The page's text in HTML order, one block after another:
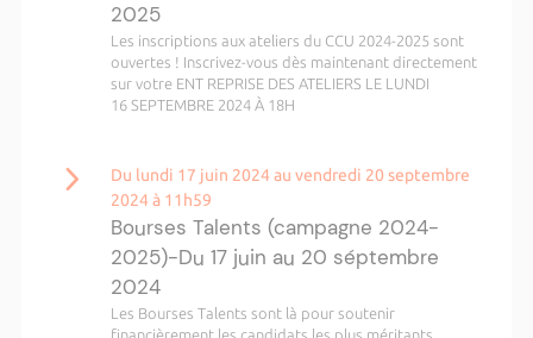
2025
Les inscriptions aux ateliers du CCU 2024-2025 sont
ouvertes ! Inscrivez-vous dès maintenant directement
sur votre ENT REPRISE DES ATELIERS LE LUNDI
16 SEPTEMBRE 2024 À 18H
Du lundi 17 juin 2024 au vendredi 20 septembre
2024 à 11h59
Bourses Talents (campagne 2024-
2025)-Du 17 juin au 20 séptembre
2024
Les Bourses Talents sont là pour soutenir
financièrement les candidats les plus méritants